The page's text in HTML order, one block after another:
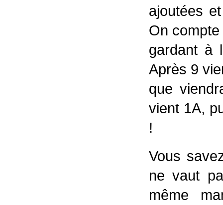
ajoutées
On
gardant à
Après 9
que
vient 1A,
!
Vous
ne vaut
même